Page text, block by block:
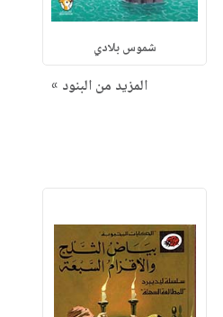
شموس بلادي
المزيد من البنود »